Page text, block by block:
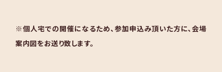
※個人宅での開催になるため、参加申込み頂いた方に、会場
案内図をお送り致します。